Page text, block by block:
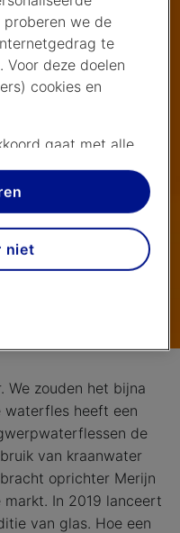
We zouden het bijna
waterfles heeft een
de
van kraanwater
oprichter Merijn
In 2019 lanceert
van glas. Hoe een
proberen we de
te
Voor deze doelen
cookies en
gaat met alle
niet”, dan
cookies om
Dat betekent
kan je keuze altijd
hoe we omgaan
niet